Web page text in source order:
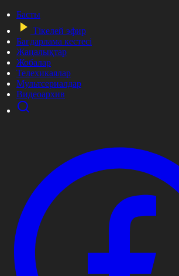
Басты
Тікелей эфир
Бағдарлама кестесі
Жаңалықтар
Жобалар
Телехикаялар
Мультсериалдар
Видеоархив